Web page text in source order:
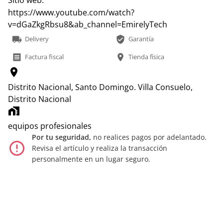
https://www.youtube.com/watch?
v=dGaZkgRbsu8&ab_channel=EmirelyTech
local_shipping Delivery verified_user Garantía
receipt Factura fiscal location_on Tienda física
location_on
Distrito Nacional, Santo Domingo. Villa Consuelo,
Distrito Nacional
home_work
equipos profesionales
error_outline
Por tu seguridad, no realices pagos por adelantado.
Revisa el artículo y realiza la transacción
personalmente en un lugar seguro.